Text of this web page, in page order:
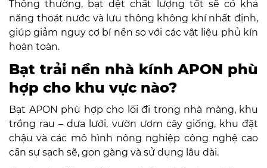
Thông thường, bạt dệt chất lượng tốt sẽ có khả
năng thoát nước và lưu thông không khí nhất định,
giúp giảm nguy cơ bí nền so với các vật liệu phủ kín
hoàn toàn.
Bạt trải nền nhà kính APON phù
hợp cho khu vực nào?
Bạt APON phù hợp cho lối đi trong nhà màng, khu
trồng rau – dưa lưới, vườn ươm cây giống, khu đặt
chậu và các mô hình nông nghiệp công nghệ cao
cần sự sạch sẽ, gọn gàng và sử dụng lâu dài.